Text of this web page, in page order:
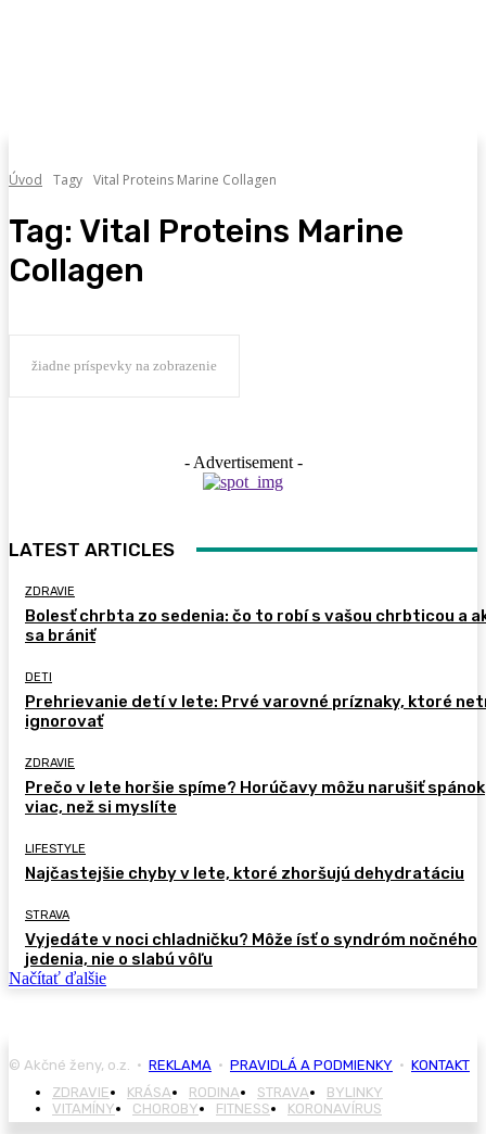
Úvod Tagy Vital Proteins Marine Collagen
Tag: Vital Proteins Marine
Collagen
žiadne príspevky na zobrazenie
- Advertisement -
LATEST ARTICLES
ZDRAVIE
Bolesť chrbta zo sedenia: čo to robí s vašou chrbticou a
sa brániť
DETI
Prehrievanie detí v lete: Prvé varovné príznaky, ktoré
ignorovať
ZDRAVIE
Prečo v lete horšie spíme? Horúčavy môžu narušiť spánok
viac, než si myslíte
LIFESTYLE
Najčastejšie chyby v lete, ktoré zhoršujú dehydratáciu
STRAVA
Vyjedáte v noci chladničku? Môže ísť o syndróm nočného
jedenia, nie o slabú vôľu
Načítať ďalšie
© Akčné ženy, o.z. • REKLAMA • PRAVIDLÁ A PODMIENKY • KONTAKT
ZDRAVIE
KRÁSA RODINA STRAVA
BYLINKY
VITAMÍNY
CHOROBY FITNESS KORONAVÍRUS